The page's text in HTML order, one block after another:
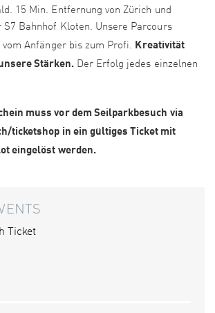
15 Min. Entfernung von Zürich und
Bahnhof Kloten. Unsere Parcours
Anfänger bis zum Profi. Kreativität
Stärken.Der Erfolg jedes einzelnen
muss vor dem Seilparkbesuch via
ticketshop in ein gültiges Ticket mit
eingelöst werden.
Ticket